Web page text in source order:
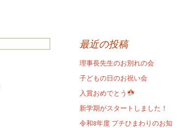
最近の投稿
理事長先生のお別れの会
子どもの日のお祝い会
入賞おめでとう
新学期がスタートしました！
令和8年度 プチひまわりのお知